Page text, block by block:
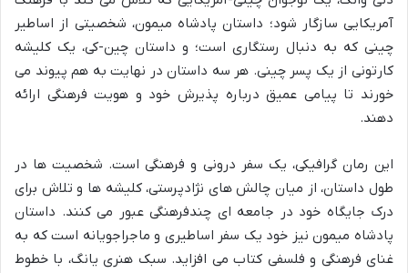
آمریکایی سازگار شود؛ داستان پادشاه میمون، شخصیتی از اساطیر
چینی که به دنبال رستگاری است؛ و داستان چین-کی، یک کلیشه
کارتونی از یک پسر چینی. هر سه داستان در نهایت به هم پیوند می
خورند تا پیامی عمیق درباره پذیرش خود و هویت فرهنگی ارائه
دهند.
این رمان گرافیکی، یک سفر درونی و فرهنگی است. شخصیت ها در
طول داستان، از میان چالش های نژادپرستی، کلیشه ها و تلاش برای
درک جایگاه خود در جامعه ای چندفرهنگی عبور می کنند. داستان
پادشاه میمون نیز خود یک سفر اساطیری و ماجراجویانه است که به
غنای فرهنگی و فلسفی کتاب می افزاید. سبک هنری یانگ، با خطوط